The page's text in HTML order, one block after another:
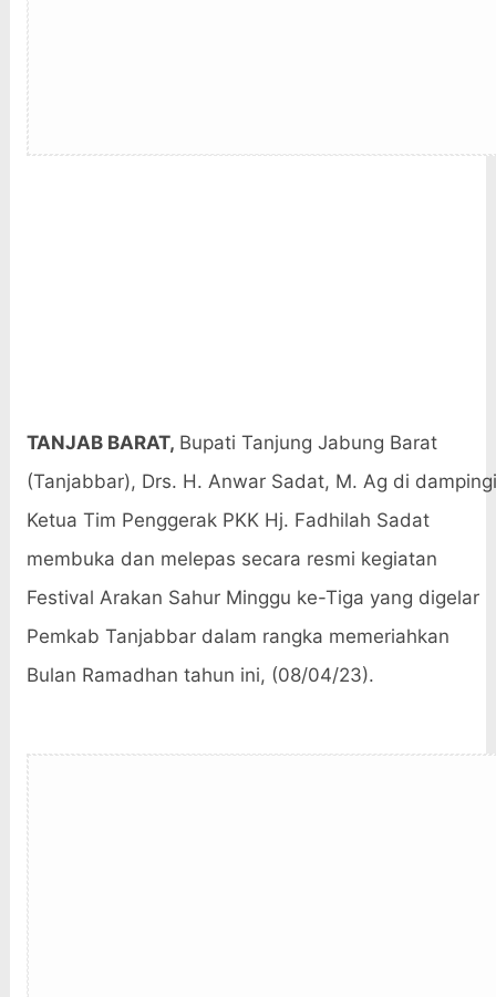
TANJAB BARAT, Bupati Tanjung Jabung Barat
(Tanjabbar), Drs. H. Anwar Sadat, M. Ag di dampingi
Ketua Tim Penggerak PKK Hj. Fadhilah Sadat
membuka dan melepas secara resmi kegiatan
Festival Arakan Sahur Minggu ke-Tiga yang digelar
Pemkab Tanjabbar dalam rangka memeriahkan
Bulan Ramadhan tahun ini, (08/04/23).